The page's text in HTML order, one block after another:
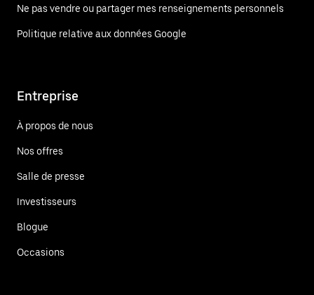
Ne pas vendre ou partager mes renseignements personnels
Politique relative aux données Google
Entreprise
À propos de nous
Nos offres
Salle de presse
Investisseurs
Blogue
Occasions